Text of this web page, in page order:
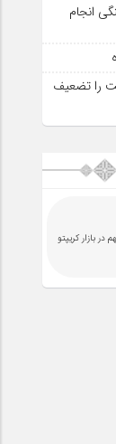
انجام
را تضعیف
در بازار کریپتو